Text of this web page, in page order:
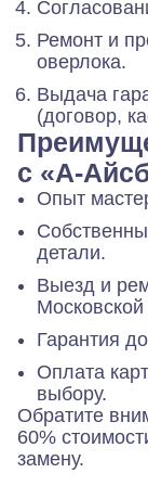
Ремонт и
оверлока.
Выдача
(договор,
с «А-
Опыт
детали.
Выезд и
Московской
Гарантия
Оплата
выбору.
Обратите
60%
замену.